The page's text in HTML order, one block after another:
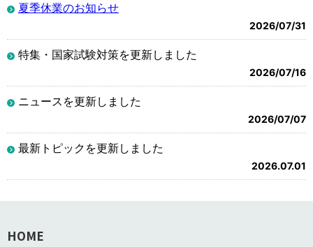
夏季休業のお知らせ
2026/07/31
特集・国家試験対策を更新しました
2026/07/16
ニュースを更新しました
2026/07/07
最新トピックを更新しました
2026.07.01
HOME